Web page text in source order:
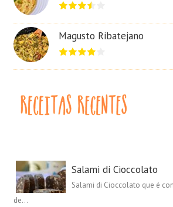
Magusto Ribatejano
Salami di Cioccolato
Salami di Cioccolato que é
de...